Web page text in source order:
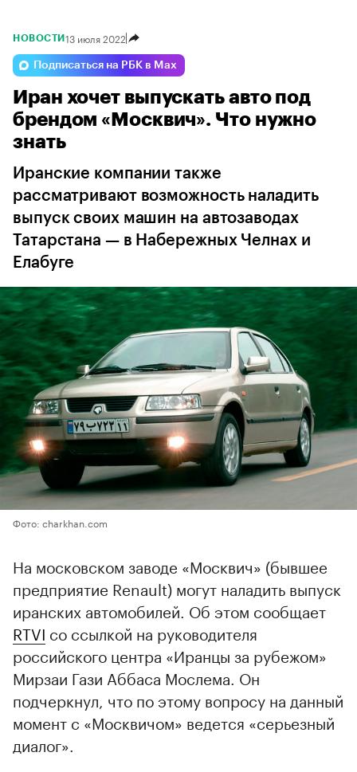
Jaecoo Voyah
Lada Haval Omoda
НОВОСТИ 13 июля 2022
Подписаться на РБК в Max
Иран хочет выпускать авто под
брендом «Москвич». Что нужно
знать
Иранские компании также
рассматривают возможность наладить
выпуск своих машин на автозаводах
Татарстана — в Набережных Челнах и
Елабуге
Фото: charkhan.com
На московском заводе «Москвич» (бывшее
предприятие Renault) могут наладить выпуск
иранских автомобилей. Об этом сообщает
RTVI со ссылкой на руководителя
российского центра «Иранцы за рубежом»
Мирзаи Гази Аббаса Мослема. Он
подчеркнул, что по этому вопросу на данный
момент с «Москвичом» ведется «серьезный
диалог».